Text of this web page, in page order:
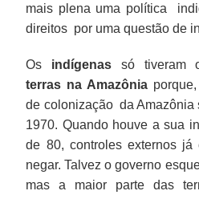
mais plena uma política
direitos por uma questão de
Os indígenas só tiveram
terras na Amazôniaporque,
de colonização da Amazônia
1970. Quando houve a sua
de 80, controles externos já
negar. Talvez o governo
mas a maior parte das
dever.
exótico
desse
compromisso
que,